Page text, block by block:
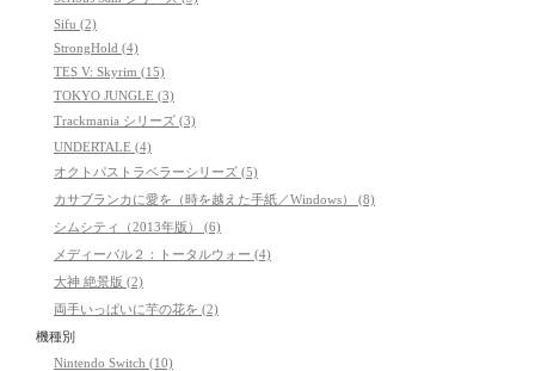
Sifu (2)
StrongHold (4)
TES V: Skyrim (15)
TOKYO JUNGLE (3)
Trackmania シリーズ (3)
UNDERTALE (4)
オクトパストラベラーシリーズ (5)
カサブランカに愛を（時を越えた手紙／Windows） (8)
シムシティ（2013年版） (6)
メディーバル２：トータルウォー (4)
大神 絶景版 (2)
両手いっぱいに芋の花を (2)
機種別
Nintendo Switch (10)